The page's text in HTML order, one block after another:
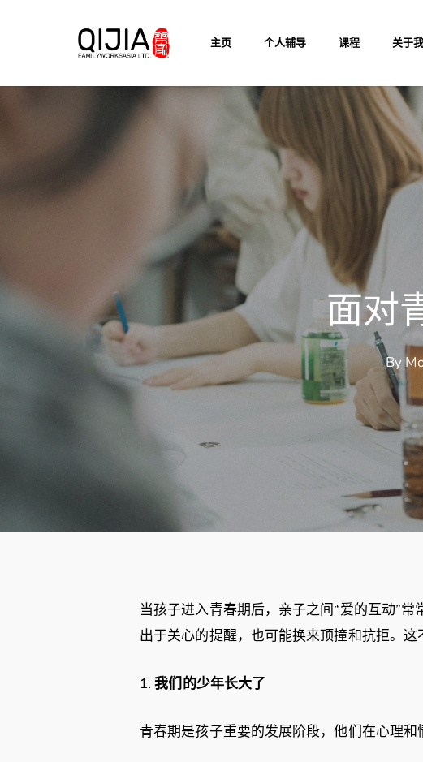
content
主页 个人辅导 课程 关于
面对
By
当孩子进入青春期后，亲子之间“爱的互动”
出于关心的提醒，也可能换来顶撞和抗拒。
1.我们的少年长大了
青春期是孩子重要的发展阶段，他们在心理和